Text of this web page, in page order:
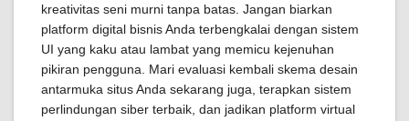
kreativitas seni murni tanpa batas. Jangan biarkan
platform digital bisnis Anda terbengkalai dengan sistem
UI yang kaku atau lambat yang memicu kejenuhan
pikiran pengguna. Mari evaluasi kembali skema desain
antarmuka situs Anda sekarang juga, terapkan sistem
perlindungan siber terbaik, dan jadikan platform virtual